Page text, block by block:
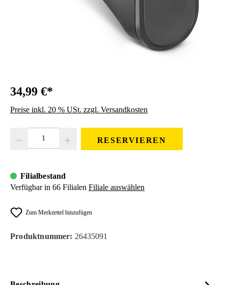
34,99 €*
Preise inkl. 20 % USt. zzgl. Versandkosten
RESERVIEREN
Filialbestand
Verfügbar in 66 Filialen Filiale auswählen
Zum Merkzettel hinzufügen
Produktnummer: 26435091